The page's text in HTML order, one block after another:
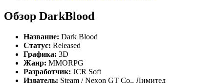
Обзор DarkBlood
Название: Dark Blood
Статус: Released
Графика: 3D
Жанр: MMORPG
Разработчик: JCR Soft
Издатель: Steam / Nexon GT Co., Лимитед